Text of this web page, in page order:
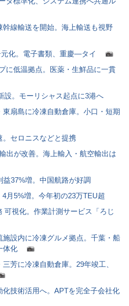
幹線輸送を開始。海上輸送も視野
元化。電子書類、重慶―タイ
に低温拠点。医薬・生鮮品に一貫
設。モーリシャス起点に3港へ
東扇島に冷凍自動倉庫。小口・短期
。セロニスなどと提携
輸出が改善。海上輸入・航空輸出は
益37%増。中国航路が好調
4月5%増。今年初の23万TEU超
可視化。作業計測サービス「ろじ
施設内に冷凍グルメ拠点。千葉・船
体化
三芳に冷凍自動倉庫。29年竣工、
化技術活用へ。APTを完全子会社化